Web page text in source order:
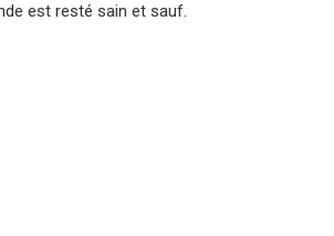
est resté sain et sauf.